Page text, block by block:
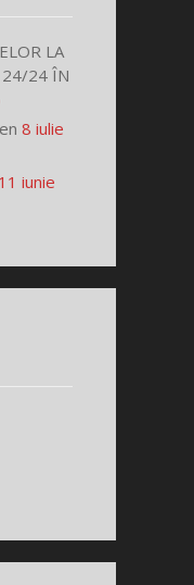
LA
24/24 ÎN
8 iulie
11 iunie